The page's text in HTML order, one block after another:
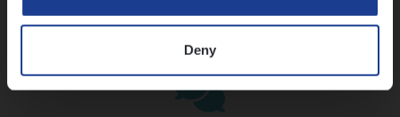
Deny
Assessment